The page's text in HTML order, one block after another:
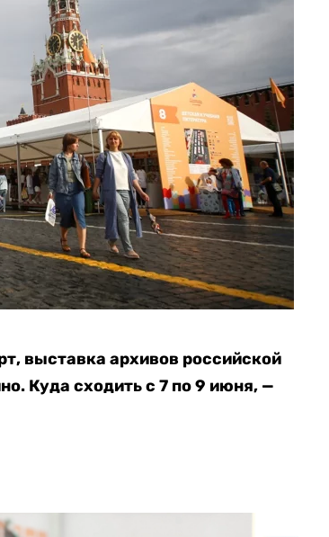
выставка архивов российской
Куда сходить с 7 по 9 июня, —